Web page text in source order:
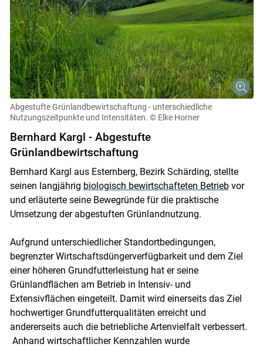
Abgestufte Grünlandbewirtschaftung - unterschiedliche
Nutzungszeitpunkte und Intensitäten. © Elke Horner
Bernhard Kargl - Abgestufte
Grünlandbewirtschaftung
Bernhard Kargl aus Esternberg, Bezirk Schärding, stellte
seinen langjährig biologisch bewirtschafteten Betriebvor
und erläuterte seine Bewegründe für die praktische
Umsetzung der abgestuften Grünlandnutzung.
Aufgrund unterschiedlicher Standortbedingungen,
begrenzter Wirtschaftsdüngerverfügbarkeit und dem Ziel
einer höheren Grundfutterleistung hat er seine
Grünlandflächen am Betrieb in Intensiv- und
Extensivflächen eingeteilt. Damit wird einerseits das Ziel
hochwertiger Grundfutterqualitäten erreicht und
andererseits auch die betriebliche Artenvielfalt verbessert.
Anhand wirtschaftlicher Kennzahlen wurde